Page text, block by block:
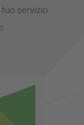
servizio.